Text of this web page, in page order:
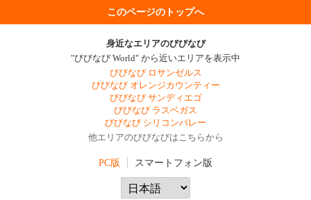
このページのトップへ
身近なエリアのびびなび
"びびなび World" から近いエリアを表示中
びびなび ロサンゼルス
びびなび オレンジカウンティー
びびなび サンディエゴ
びびなび ラスベガス
びびなび シリコンバレー
他エリアのびびなびはこちらから
PC版 スマートフォン版